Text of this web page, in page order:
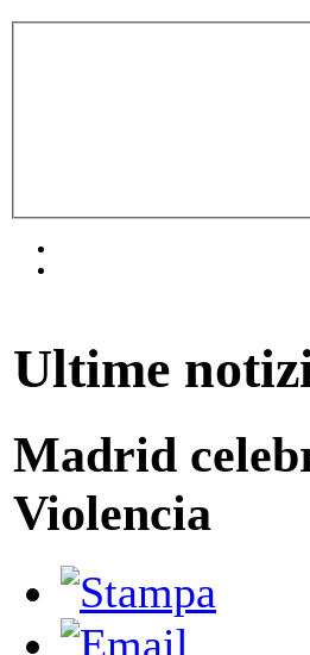
Ultime
Madrid
Violencia